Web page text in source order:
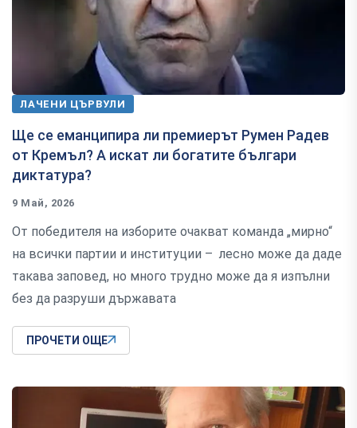
ЛАЧЕНИ ЦЪРВУЛИ
Ще се еманципира ли премиерът Румен Радев
от Кремъл? А искат ли богатите българи
диктатура?
9 Май, 2026
От победителя на изборите очакват команда „мирно“
на всички партии и институции – лесно може да даде
такава заповед, но много трудно може да я изпълни
без да разруши държавата
ПРОЧЕТИ ОЩЕ